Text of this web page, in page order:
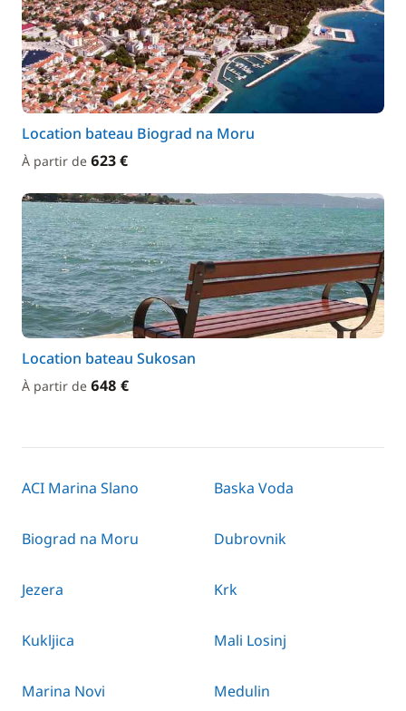
Location bateau Biograd na Moru
À partir de 623 €
Location bateau Sukosan
À partir de 648 €
ACI Marina Slano Baska Voda
Biograd na Moru Dubrovnik
Jezera Krk
Kukljica Mali Losinj
Marina Novi Medulin